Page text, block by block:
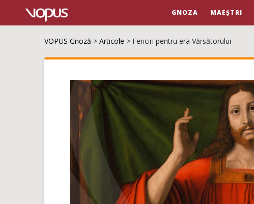
GNOZA MAEȘTRI
VOPUS Gnoză > Articole > Fericiri pentru era Vărsătorului